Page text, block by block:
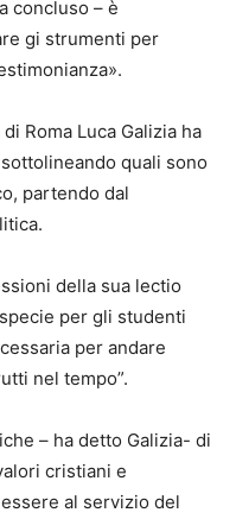
concluso – è
gi strumenti per
Roma Luca Galizia ha
quali sono
partendo dal
della sua lectio
per gli studenti
per andare
nel tempo”.
– ha detto Galizia- di
cristiani e
al servizio del